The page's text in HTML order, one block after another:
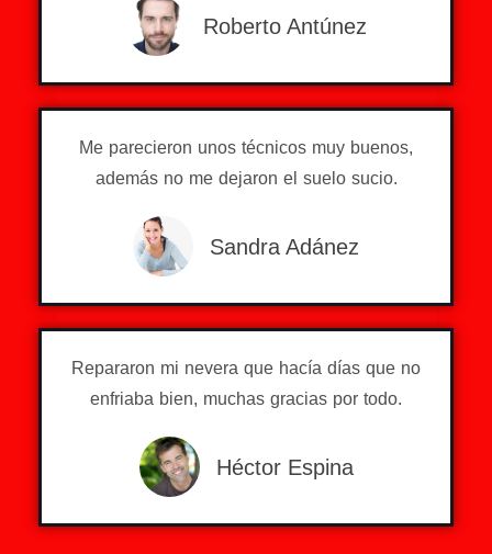
Roberto Antúnez
Me parecieron unos técnicos muy buenos,
además no me dejaron el suelo sucio.
Sandra Adánez
Repararon mi nevera que hacía días que no
enfriaba bien, muchas gracias por todo.
Héctor Espina